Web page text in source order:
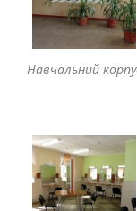
Навчальний